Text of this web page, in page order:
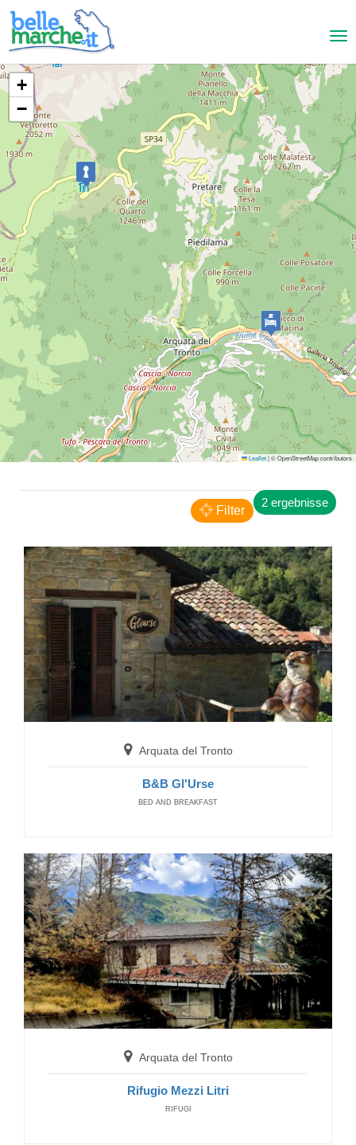
Arquata del Tronto
B&B Gl'Urse
BED AND BREAKFAST
Arquata del Tronto
+
−
Leaflet|© OpenStreetMap contributors
2 ergebnisse
Filter
Arquata del Tronto
B&B Gl'Urse
BED AND BREAKFAST
Arquata del Tronto
Rifugio Mezzi Litri
RIFUGI